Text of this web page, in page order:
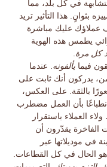
في كل بلد، مما
بثوانٍ. هذا التأثير تريد
عملاؤك عليك مباشرة
يطمس هذه الهوية
كل مرة
فيما يألفونه . عندما
يدركون أنك ثابت على
بالثقة. على العكس،
بأن العمل مضطرب
العملاء باستقرار
الفاخرة يقدّرون أن
في موديلاتها عبر
هو الحال في كل القطاعات.